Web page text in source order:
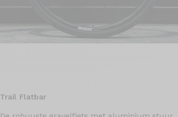
Trail Flatbar